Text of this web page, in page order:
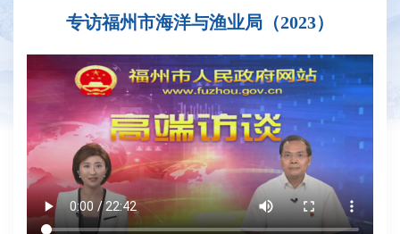
专访福州市海洋与渔业局（2023）